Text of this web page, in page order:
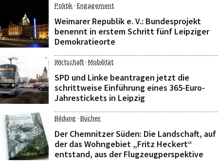
Politik· Engagement
Weimarer Republik e. V.: Bundesprojekt
benennt in erstem Schritt fünf Leipziger
Demokratieorte
Wirtschaft· Mobilität
SPD und Linke beantragen jetzt die
schrittweise Einführung eines 365-Euro-
Jahrestickets in Leipzig
Bildung · Bücher
Der Chemnitzer Süden: Die Landschaft, auf
der das Wohngebiet „Fritz Heckert“
entstand, aus der Flugzeugperspektive